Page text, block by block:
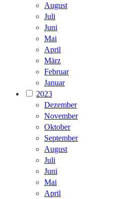
August
Juli
Juni
Mai
April
März
Februar
Januar
2023
Dezember
November
Oktober
September
August
Juli
Juni
Mai
April